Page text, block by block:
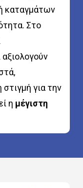
καταγμάτων
Στο
αξιολογούν
για την
η μέγιστη